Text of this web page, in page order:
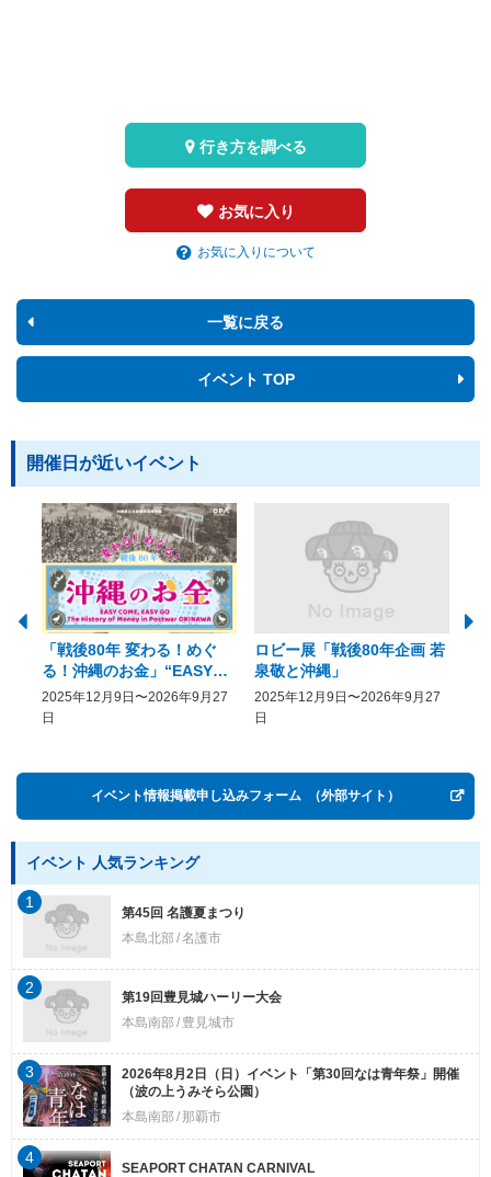
お気に入り
お気に入りについて
行き方を調べる
一覧に戻る
イベント TOP
開催日が近いイベント
「戦後80年 変わる！めぐ
る！沖縄のお金」“EASY
COME, EASY GO － The
History of Money in
2025年12月9日〜2026年9月27
日
ロビー展「戦後80年企画 若
泉敬と沖縄」
2025年12月9日〜2026年9月27
日
イベント情報掲載申し込みフォーム （外部サイト）
イベント 人気ランキング
第45回 名護夏まつり
本島北部 名護市
1
第19回豊見城ハーリー大会
本島南部
豊見城市
2
2026年8月2日（日）イベント「第30回なは青年祭」開催
（波の上うみそら公園）
本島南部
那覇市
3
SEAPORT CHATAN CARNIVAL
4